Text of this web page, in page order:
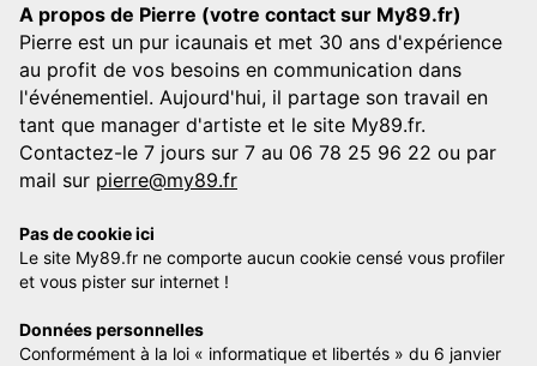
A propos de Pierre (votre contact sur My89.fr)
Pierre est un pur icaunais et met 30 ans d'expérience
au profit de vos besoins en communication dans
l'événementiel. Aujourd'hui, il partage son travail en
tant que manager d'artiste et le site My89.fr.
Contactez-le 7 jours sur 7 au 06 78 25 96 22 ou par
mail sur pierre@my89.fr
Pas de cookie ici
Le site My89.fr ne comporte aucun cookie censé vous profiler
et vous pister sur internet !
Données personnelles
Conformément à la loi « informatique et libertés » du 6 janvier